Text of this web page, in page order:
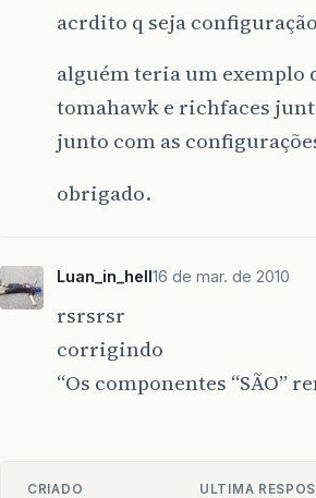
acrdito q seja
alguém teria um exemplo
tomahawk e richfaces
junto com as
obrigado.
Luan_in_hell16 de mar. de 2010
rsrsrsr
corrigindo
“Os componentes “SÃO”
CRIADO ULTIMA